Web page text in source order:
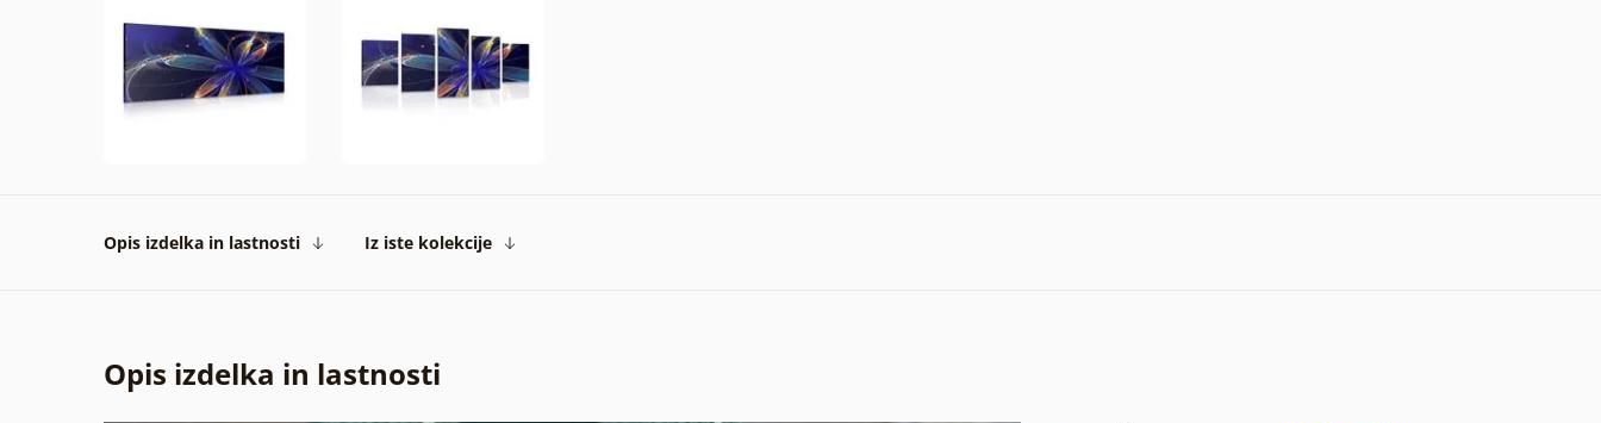
Opis izdelka in lastnosti Iz iste kolekcije
Opis izdelka in lastnosti